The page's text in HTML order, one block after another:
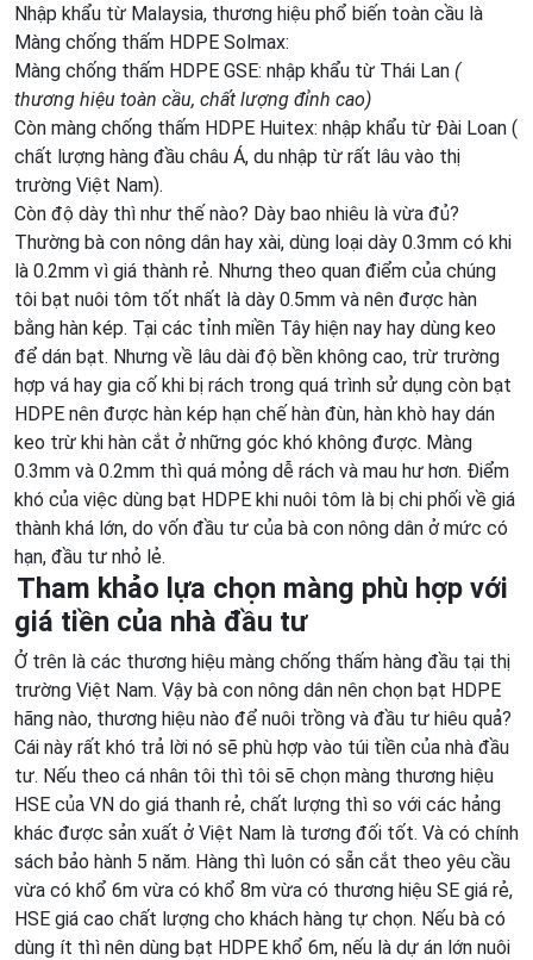
Nhập khẩu từ Malaysia, thương hiệu phổ biến toàn cầu là
Màng chống thấm HDPE Solmax:
Màng chống thấm HDPE GSE: nhập khẩu từ Thái Lan (
thương hiệu toàn cầu, chất lượng đỉnh cao)
Còn màng chống thấm HDPE Huitex: nhập khẩu từ Đài Loan (
chất lượng hàng đầu châu Á, du nhập từ rất lâu vào thị
trường Việt Nam).
Còn độ dày thì như thế nào? Dày bao nhiêu là vừa đủ?
Thường bà con nông dân hay xài, dùng loại dày 0.3mm có khi
là 0.2mm vì giá thành rẻ. Nhưng theo quan điểm của chúng
tôi bạt nuôi tôm tốt nhất là dày 0.5mm và nên được hàn
bằng hàn kép. Tại các tỉnh miền Tây hiện nay hay dùng keo
để dán bạt. Nhưng về lâu dài độ bền không cao, trừ trường
hợp vá hay gia cố khi bị rách trong quá trình sử dụng còn bạt
HDPE nên được hàn kép hạn chế hàn đùn, hàn khò hay dán
keo trừ khi hàn cắt ở những góc khó không được. Màng
0.3mm và 0.2mm thì quá mỏng dễ rách và mau hư hơn. Điểm
khó của việc dùng bạt HDPE khi nuôi tôm là bị chi phối về giá
thành khá lớn, do vốn đầu tư của bà con nông dân ở mức có
hạn, đầu tư nhỏ lẻ.
Tham khảo lựa chọn màng phù hợp với
giá tiền của nhà đầu tư
Ở trên là các thương hiệu màng chống thấm hàng đầu tại thị
trường Việt Nam. Vậy bà con nông dân nên chọn bạt HDPE
hãng nào, thương hiệu nào để nuôi trồng và đầu tư hiêu quả?
Cái này rất khó trả lời nó sẽ phù hợp vào túi tiền của nhà đầu
tư. Nếu theo cá nhân tôi thì tôi sẽ chọn màng thương hiệu
HSE của VN do giá thanh rẻ, chất lượng thì so với các hảng
khác được sản xuất ở Việt Nam là tương đối tốt. Và có chính
sách bảo hành 5 năm. Hàng thì luôn có sẵn cắt theo yêu cầu
vừa có khổ 6m vừa có khổ 8m vừa có thương hiệu SE giá rẻ,
HSE giá cao chất lượng cho khách hàng tự chọn. Nếu bà có
dùng ít thì nên dùng bạt HDPE khổ 6m, nếu là dự án lớn nuôi